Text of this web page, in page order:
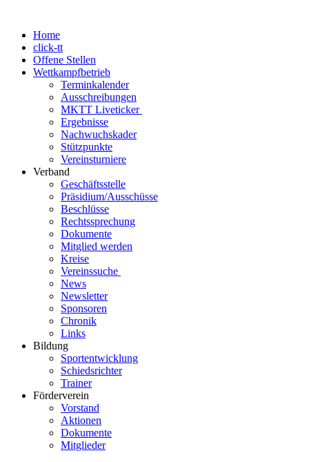
Home
click-tt
Offene Stellen
Wettkampfbetrieb
Terminkalender
Ausschreibungen
MKTT Liveticker
Ergebnisse
Nachwuchskader
Stützpunkte
Vereinsturniere
Verband
Geschäftsstelle
Präsidium/Ausschüsse
Beschlüsse
Rechtssprechung
Dokumente
Mitglied werden
Kreise
Vereinssuche
News
Newsletter
Sponsoren
Chronik
Links
Bildung
Sportentwicklung
Schiedsrichter
Trainer
Förderverein
Vorstand
Aktionen
Dokumente
Mitglieder